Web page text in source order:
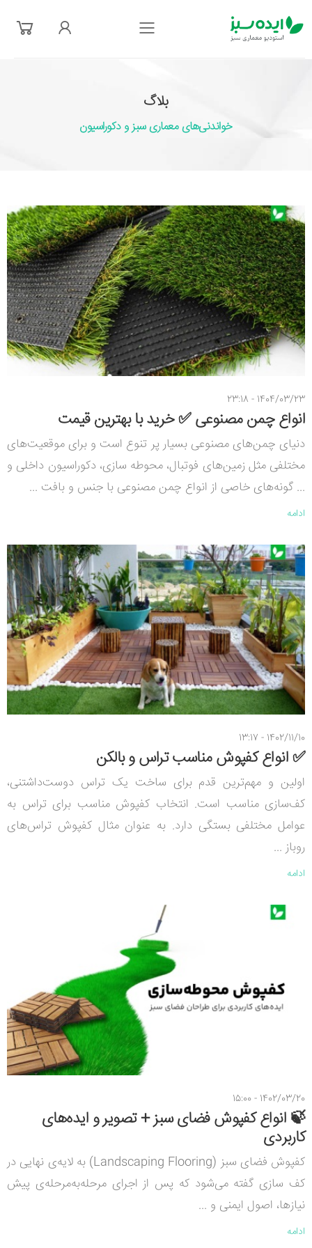
فهرست
بلاگ
خواندنی‌های معماری سبز و دکوراسیون
1404/03/23 - 23:18
انواع چمن مصنوعی ✅ خرید با بهترین قیمت
دنیای چمن‌های مصنوعی بسیار پر تنوع است و برای موقعیت‌های
مختلفی مثل زمین‌های فوتبال، محوطه سازی، دکوراسیون داخلی و
... گونه‌های خاصی از انواع چمن مصنوعی با جنس و بافت ...
ادامه
1402/11/10 - 13:17
✅ انواع کفپوش مناسب تراس و بالکن
اولین و مهم‌ترین قدم برای ساخت یک تراس دوست‌داشتنی،
کف‌سازی مناسب است. انتخاب کفپوش مناسب برای تراس به
عوامل مختلفی بستگی دارد. به عنوان مثال کفپوش تراس‌های
روباز ...
ادامه
1402/03/20 - 15:00
🍃 انواع کفپوش فضای سبز + تصویر و ایده‌های
کاربردی
کفپوش فضای سبز (Landscaping Flooring) به لایه‌ی نهایی در
کف سازی گفته می‌شود که پس از اجرای مرحله‌به‌مرحله‌ی پیش
نیازها، اصول ایمنی و ...
ادامه